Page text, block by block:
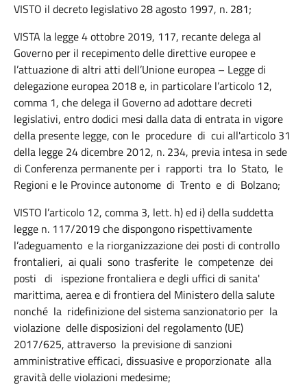
VISTO il decreto legislativo 28 agosto 1997, n. 281;
VISTA la legge 4 ottobre 2019, 117, recante delega al
Governo per il recepimento delle direttive europee e
l’attuazione di altri atti dell’Unione europea – Legge di
delegazione europea 2018 e, in particolare l’articolo 12,
comma 1, che delega il Governo ad adottare decreti
legislativi, entro dodici mesi dalla data di entrata in vigore
della presente legge, con le procedure di cui all'articolo 31
della legge 24 dicembre 2012, n. 234, previa intesa in sede
di Conferenza permanente per i rapporti tra lo Stato, le
Regioni e le Province autonome di Trento e di Bolzano;
VISTO l’articolo 12, comma 3, lett. h) ed i) della suddetta
legge n. 117/2019 che dispongono rispettivamente
l’adeguamento e la riorganizzazione dei posti di controllo
frontalieri, ai quali sono trasferite le competenze dei
posti di ispezione frontaliera e degli uffici di sanita'
marittima, aerea e di frontiera del Ministero della salute
nonché la ridefinizione del sistema sanzionatorio per la
violazione delle disposizioni del regolamento (UE)
2017/625, attraverso la previsione di sanzioni
amministrative efficaci, dissuasive e proporzionate alla
gravità delle violazioni medesime;